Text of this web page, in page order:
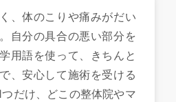
、体のこりや痛みがだい
自分の具合の悪い部分を
用語を使って、きちんと
、安心して施術を受ける
だけ、どこの整体院やマ